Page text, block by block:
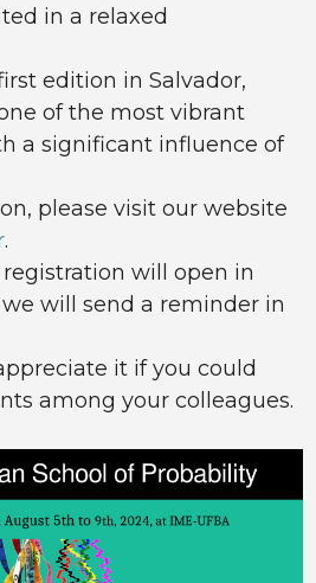
in a relaxed
edition in Salvador,
of the most vibrant
a significant influence of
please visit our website
.
will open in
will send a reminder in
it if you could
among your colleagues.